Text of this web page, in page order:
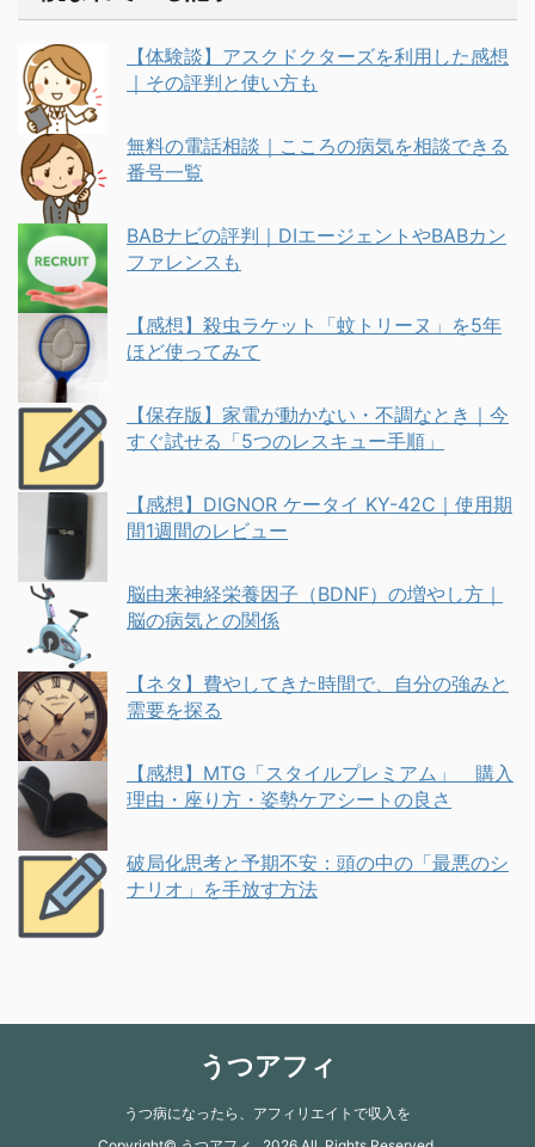
【体験談】アスクドクターズを利用した感想
｜その評判と使い方も
無料の電話相談｜こころの病気を相談できる
番号一覧
BABナビの評判｜DIエージェントやBABカン
ファレンスも
【感想】殺虫ラケット「蚊トリーヌ」を5年
ほど使ってみて
【保存版】家電が動かない・不調なとき｜今
すぐ試せる「5つのレスキュー手順」
【感想】DIGNOR ケータイ KY-42C｜使用期
間1週間のレビュー
脳由来神経栄養因子（BDNF）の増やし方｜
脳の病気との関係
【ネタ】費やしてきた時間で、自分の強みと
需要を探る
【感想】MTG「スタイルプレミアム」 購入
理由・座り方・姿勢ケアシートの良さ
破局化思考と予期不安：頭の中の「最悪のシ
ナリオ」を手放す方法
うつアフィ
うつ病になったら、アフィリエイトで収入を